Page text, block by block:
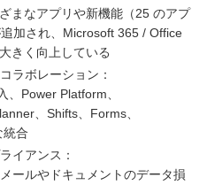
まなアプリや新機能（25 のアプ
加され、Microsoft 365 / Office
きく向上している
ラボレーション：
、Power Platform、
、Shifts、Forms、
統合
イアンス：
ールやドキュメントのデータ損